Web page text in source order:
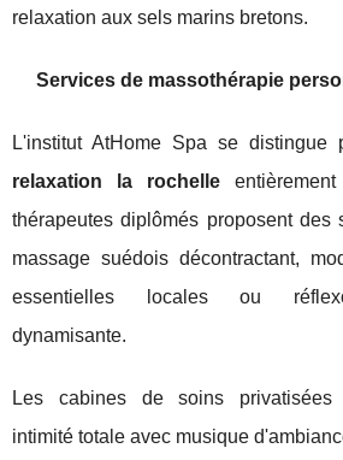
relaxation aux sels marins bretons.
Services de massothérapie
L'institut AtHome Spa se distingue
relaxation la rochelle
thérapeutes diplômés proposent des
massage suédois décontractant,
essentielles locales ou
dynamisante.
Les cabines de soins privatisées
intimité totale avec musique